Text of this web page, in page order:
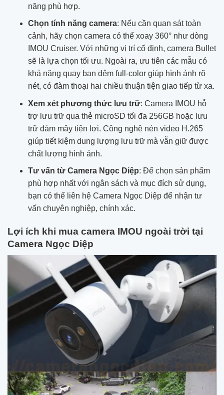
năng phù hợp.
Chọn tính năng camera: Nếu cần quan sát toàn
cảnh, hãy chọn camera có thể xoay 360° như dòng
IMOU Cruiser. Với những vị trí cố định, camera Bullet
sẽ là lựa chọn tối ưu. Ngoài ra, ưu tiên các mẫu có
khả năng quay ban đêm full-color giúp hình ảnh rõ
nét, có đàm thoại hai chiều thuận tiện giao tiếp từ xa.
Xem xét phương thức lưu trữ: Camera IMOU hỗ
trợ lưu trữ qua thẻ microSD tối đa 256GB hoặc lưu
trữ đám mây tiện lợi. Công nghệ nén video H.265
giúp tiết kiệm dung lượng lưu trữ mà vẫn giữ được
chất lượng hình ảnh.
Tư vấn từ Camera Ngọc Diệp: Để chọn sản phẩm
phù hợp nhất với ngân sách và mục đích sử dụng,
bạn có thể liên hệ Camera Ngọc Diệp để nhận tư
vấn chuyên nghiệp, chính xác.
Lợi ích khi mua camera IMOU ngoài trời tại
Camera Ngọc Diệp